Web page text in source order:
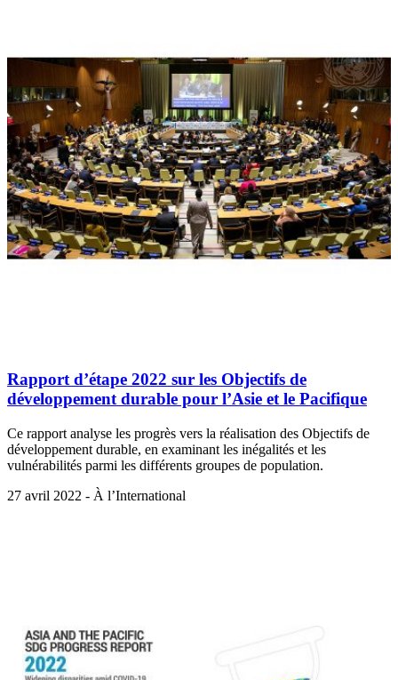
Rapport d’étape 2022 sur les Objectifs de
développement durable pour l’Asie et le Pacifique
Ce rapport analyse les progrès vers la réalisation des Objectifs de
développement durable, en examinant les inégalités et les
vulnérabilités parmi les différents groupes de population.
27 avril 2022 - À l’International